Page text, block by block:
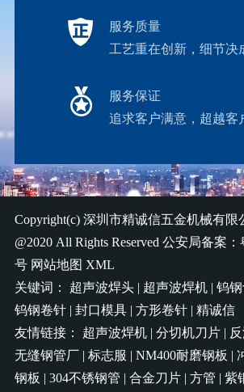
服务质量
工艺重在创新，细节决
服务保证
追求客户满意，超越客
Copyright(c) 深圳市精诚信五金机械有限
@2020 All Rights Reserved 公安局备案：
号 网站地图 XML
关键词： 超声波焊头| 超声波焊机| 钨
钨钢卷针| 封口模具| 方形卷针| 精诚信
友情链接： 超声波焊机| 分切机刀片|
无缝钢管厂| 标志服 | NM400耐磨钢板 |
钢板 | 304不锈钢管 | 合金刀片| 方管 | 紫